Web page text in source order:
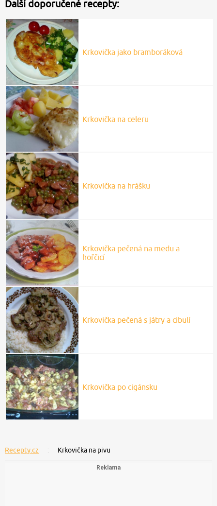
Další doporučené recepty:
Krkovička jako bramboráková
Krkovička na celeru
Krkovička na hrášku
Krkovička pečená na medu a
hořčicí
Krkovička pečená s játry a cibulí
Krkovička po cigánsku
Recepty.cz Krkovička na pivu